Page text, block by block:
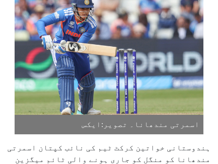
اسمرتی مندھانا۔ تصویر:ایکس
ہندوستانی خواتین کرکٹ ٹیم کی نائب کپتان اسمرتی
مندھانا کو منگل کو جاری ہونے والی ٹائم میگزین